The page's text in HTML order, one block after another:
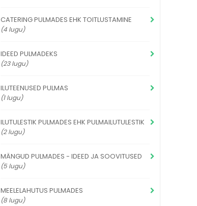
CATERING PULMADES EHK TOITLUSTAMINE
(4 lugu)
IDEED PULMADEKS
(23 lugu)
ILUTEENUSED PULMAS
(1 lugu)
ILUTULESTIK PULMADES EHK PULMAILUTULESTIK
(2 lugu)
MÄNGUD PULMADES - IDEED JA SOOVITUSED
(5 lugu)
MEELELAHUTUS PULMADES
(8 lugu)